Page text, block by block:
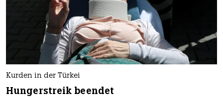
Kurden in der Türkei
Hungerstreik beendet